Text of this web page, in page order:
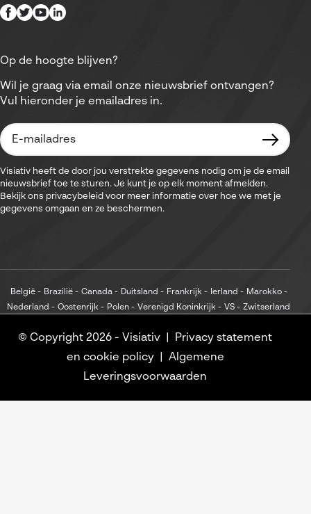
Op de hoogte blijven?
Wil je graag via email onze nieuwsbrief ontvangen?
Vul hieronder je emailadres in.
Visiativ heeft de door jou verstrekte gegevens nodig om je de email
nieuwsbrief toe te sturen. Je kunt je op elk moment afmelden.
Bekijk ons privacybeleid voor meer informatie over hoe we met je
gegevens omgaan en ze beschermen.
België Brazilië Canada Duitsland Frankrijk Ierland
Marokko
Nederland
Oostenrijk Polen Verenigd Koninkrijk VS Zwitserland
© Copyright 2026 - Visiativ
Privacy statement
en cookie policy
Algemene
Leveringsvoorwaarden